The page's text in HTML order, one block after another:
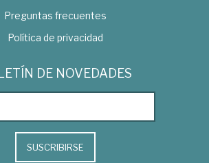
Preguntas frecuentes
Política de privacidad
DE NOVEDADES
SUSCRIBIRSE